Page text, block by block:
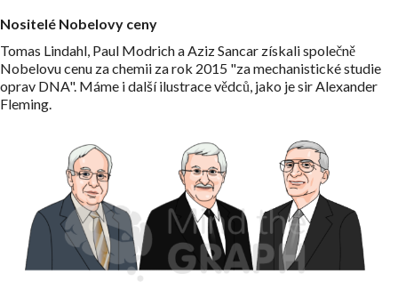
Nositelé Nobelovy ceny
Tomas Lindahl, Paul Modrich a Aziz Sancar získali společně
Nobelovu cenu za chemii za rok 2015 "za mechanistické studie
oprav DNA". Máme i další ilustrace vědců, jako je sir Alexander
Fleming.